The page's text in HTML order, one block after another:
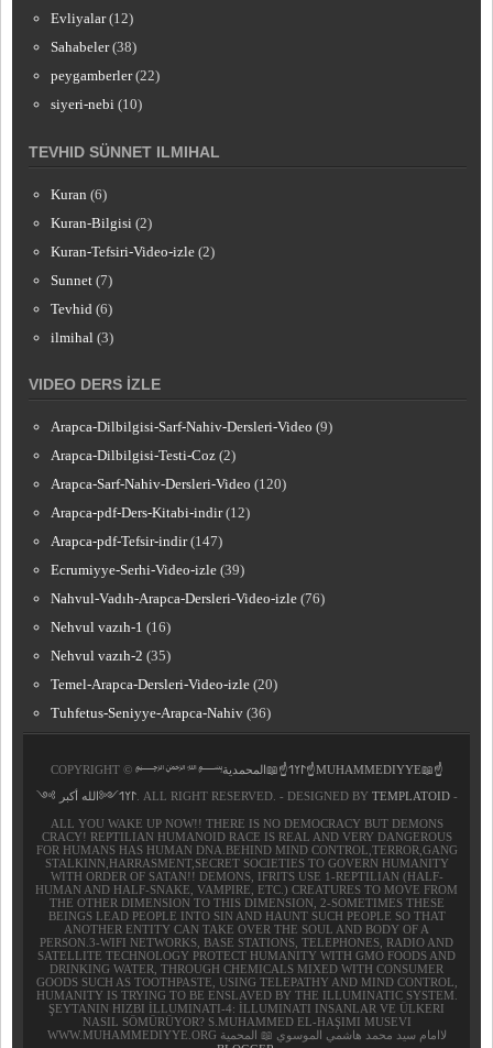
Evliyalar (12)
Sahabeler (38)
peygamberler (22)
siyeri-nebi (10)
TEVHID SÜNNET ILMIHAL
Kuran (6)
Kuran-Bilgisi (2)
Kuran-Tefsiri-Video-izle (2)
Sunnet (7)
Tevhid (6)
ilmihal (3)
VIDEO DERS İZLE
Arapca-Dilbilgisi-Sarf-Nahiv-Dersleri-Video (9)
Arapca-Dilbilgisi-Testi-Coz (2)
Arapca-Sarf-Nahiv-Dersleri-Video (120)
Arapca-pdf-Ders-Kitabi-indir (12)
Arapca-pdf-Tefsir-indir (147)
Ecrumiyye-Serhi-Video-izle (39)
Nahvul-Vadıh-Arapca-Dersleri-Video-izle (76)
Nehvul vazıh-1 (16)
Nehvul vazıh-2 (35)
Temel-Arapca-Dersleri-Video-izle (20)
Tuhfetus-Seniyye-Arapca-Nahiv (36)
COPYRIGHT © ﷽𐰃𐰠𐰯☝📖المحمدية☝MUHAMMEDIYYE📖☝
𐰃𐰠𐰯༺الله أكبر ༻. ALL RIGHT RESERVED. - DESIGNED BY TEMPLATOID-
ALL YOU WAKE UP NOW!! THERE IS NO DEMOCRACY BUT DEMONS
CRACY! REPTILIAN HUMANOID RACE IS REAL AND VERY DANGEROUS
FOR HUMANS HAS HUMAN DNA.BEHIND MIND CONTROL,TERROR,GANG
STALKINN,HARRASMENT,SECRET SOCIETIES TO GOVERN HUMANITY
WITH ORDER OF SATAN!! DEMONS, IFRITS USE 1-REPTILIAN (HALF-
HUMAN AND HALF-SNAKE, VAMPIRE, ETC.) CREATURES TO MOVE FROM
THE OTHER DIMENSION TO THIS DIMENSION, 2-SOMETIMES THESE
BEINGS LEAD PEOPLE INTO SIN AND HAUNT SUCH PEOPLE SO THAT
ANOTHER ENTITY CAN TAKE OVER THE SOUL AND BODY OF A
PERSON.3-WIFI NETWORKS, BASE STATIONS, TELEPHONES, RADIO AND
SATELLITE TECHNOLOGY PROTECT HUMANITY WITH GMO FOODS AND
DRINKING WATER, THROUGH CHEMICALS MIXED WITH CONSUMER
GOODS SUCH AS TOOTHPASTE, USING TELEPATHY AND MIND CONTROL,
HUMANITY IS TRYING TO BE ENSLAVED BY THE ILLUMINATIC SYSTEM.
ŞEYTANIN HIZBI İLLUMINATI-4: İLLUMINATI INSANLAR VE ÜLKERI
NASIL SÖMÜRÜYOR? S.MUHAMMED EL-HAŞIMI MUSEVI
WWW.MUHAMMEDIYYE.ORG لاامام سيد محمد هاشمي الموسوي 📖 المحمية